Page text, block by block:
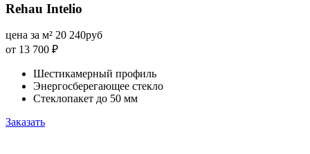
Rehau Intelio
цена за м² 20 240руб
от 13 700 ₽
Шестикамерный профиль
Энергосберегающее стекло
Стеклопакет до 50 мм
Заказать